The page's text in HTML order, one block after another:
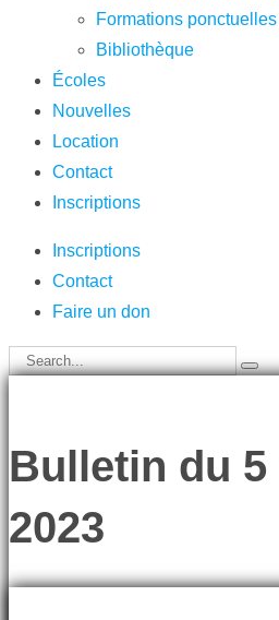
Formations ponctuelles
Bibliothèque
Écoles
Nouvelles
Location
Contact
Inscriptions
Inscriptions
Contact
Faire un don
Bulletin du
2023